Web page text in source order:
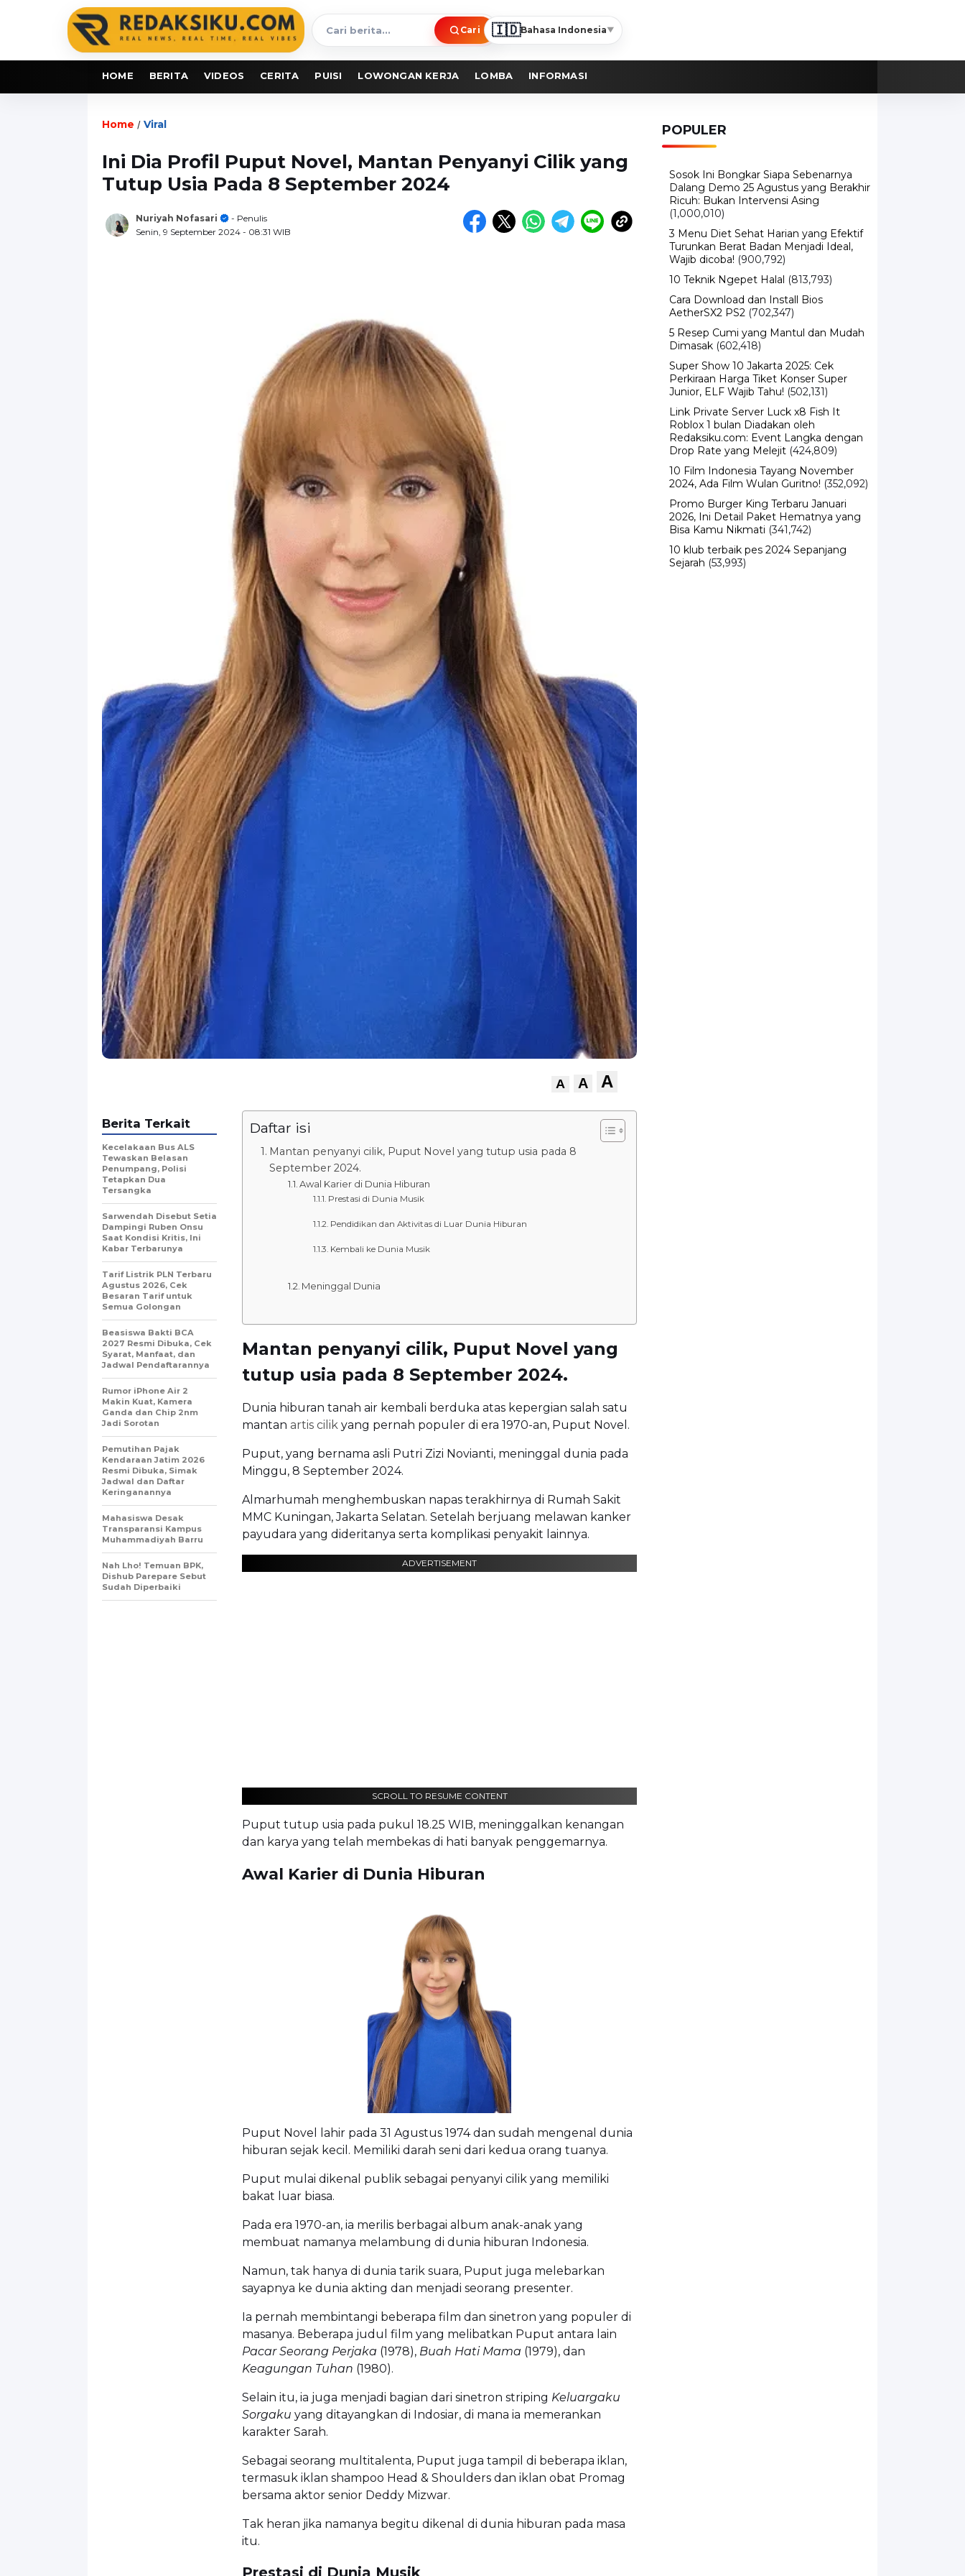
Cari
berita
Cari 🇮🇩Bahasa Indonesia▼
HOME BERITA VIDEOS CERITA PUISI LOWONGAN KERJA LOMBA INFORMASI
Home / Viral
Ini Dia Profil Puput Novel, Mantan Penyanyi Cilik yang
Tutup Usia Pada 8 September 2024
Nuriyah Nofasari
- Penulis
Senin, 9 September 2024 - 08:31 WIB
A A A
Daftar isi
Mantan penyanyi cilik, Puput Novel yang tutup usia pada 8
September 2024.
Awal Karier di Dunia Hiburan
Prestasi di Dunia Musik
Pendidikan dan Aktivitas di Luar Dunia Hiburan
Kembali ke Dunia Musik
Meninggal Dunia
Mantan penyanyi cilik, Puput Novel yang
tutup usia pada 8 September 2024.
Dunia hiburan tanah air kembali berduka atas kepergian salah satu
mantan artis cilik yang pernah populer di era 1970-an, Puput Novel.
Puput, yang bernama asli Putri Zizi Novianti, meninggal dunia pada
Minggu, 8 September 2024.
Almarhumah menghembuskan napas terakhirnya di Rumah Sakit
MMC Kuningan, Jakarta Selatan. Setelah berjuang melawan kanker
payudara yang dideritanya serta komplikasi penyakit lainnya.
ADVERTISEMENT
SCROLL TO RESUME CONTENT
Puput tutup usia pada pukul 18.25 WIB, meninggalkan kenangan
dan karya yang telah membekas di hati banyak penggemarnya.
Awal Karier di Dunia Hiburan
Puput Novel lahir pada 31 Agustus 1974 dan sudah mengenal dunia
hiburan sejak kecil. Memiliki darah seni dari kedua orang tuanya.
Puput mulai dikenal publik sebagai penyanyi cilik yang memiliki
bakat luar biasa.
Pada era 1970-an, ia merilis berbagai album anak-anak yang
membuat namanya melambung di dunia hiburan Indonesia.
Namun, tak hanya di dunia tarik suara, Puput juga melebarkan
sayapnya ke dunia akting dan menjadi seorang presenter.
Ia pernah membintangi beberapa film dan sinetron yang populer di
masanya. Beberapa judul film yang melibatkan Puput antara lain
Pacar Seorang Perjaka (1978), Buah Hati Mama (1979), dan
Keagungan Tuhan (1980).
Selain itu, ia juga menjadi bagian dari sinetron striping Keluargaku
Sorgaku yang ditayangkan di Indosiar, di mana ia memerankan
karakter Sarah.
Sebagai seorang multitalenta, Puput juga tampil di beberapa iklan,
termasuk iklan shampoo Head & Shoulders dan iklan obat Promag
bersama aktor senior Deddy Mizwar.
Tak heran jika namanya begitu dikenal di dunia hiburan pada masa
itu.
Prestasi di Dunia Musik
Berita Terkait
Kecelakaan Bus ALS
Tewaskan Belasan
Penumpang, Polisi
Tetapkan Dua
Tersangka
Sarwendah Disebut Setia
Dampingi Ruben Onsu
Saat Kondisi Kritis, Ini
Kabar Terbarunya
Tarif Listrik PLN Terbaru
Agustus 2026, Cek
Besaran Tarif untuk
Semua Golongan
Beasiswa Bakti BCA
2027 Resmi Dibuka, Cek
Syarat, Manfaat, dan
Jadwal Pendaftarannya
Rumor iPhone Air 2
Makin Kuat, Kamera
Ganda dan Chip 2nm
Jadi Sorotan
Pemutihan Pajak
Kendaraan Jatim 2026
Resmi Dibuka, Simak
Jadwal dan Daftar
Keringanannya
Mahasiswa Desak
Transparansi Kampus
Muhammadiyah Barru
Nah Lho! Temuan BPK,
Dishub Parepare Sebut
Sudah Diperbaiki
POPULER
Sosok Ini Bongkar Siapa Sebenarnya
Dalang Demo 25 Agustus yang Berakhir
Ricuh: Bukan Intervensi Asing
(1,000,010)
3 Menu Diet Sehat Harian yang Efektif
Turunkan Berat Badan Menjadi Ideal,
Wajib dicoba! (900,792)
10 Teknik Ngepet Halal (813,793)
Cara Download dan Install Bios
AetherSX2 PS2 (702,347)
5 Resep Cumi yang Mantul dan Mudah
Dimasak (602,418)
Super Show 10 Jakarta 2025: Cek
Perkiraan Harga Tiket Konser Super
Junior, ELF Wajib Tahu! (502,131)
Link Private Server Luck x8 Fish It
Roblox 1 bulan Diadakan oleh
Redaksiku.com: Event Langka dengan
Drop Rate yang Melejit (424,809)
10 Film Indonesia Tayang November
2024, Ada Film Wulan Guritno! (352,092)
Promo Burger King Terbaru Januari
2026, Ini Detail Paket Hematnya yang
Bisa Kamu Nikmati (341,742)
10 klub terbaik pes 2024 Sepanjang
Sejarah (53,993)